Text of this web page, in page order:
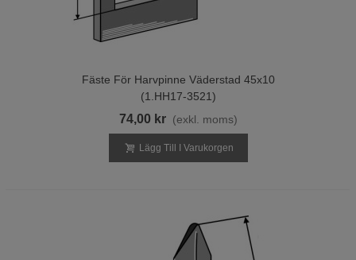
Fäste För Harvpinne Väderstad 45x10
(1.HH17-3521)
74,00 kr (exkl. moms)
Lägg Till I Varukorgen